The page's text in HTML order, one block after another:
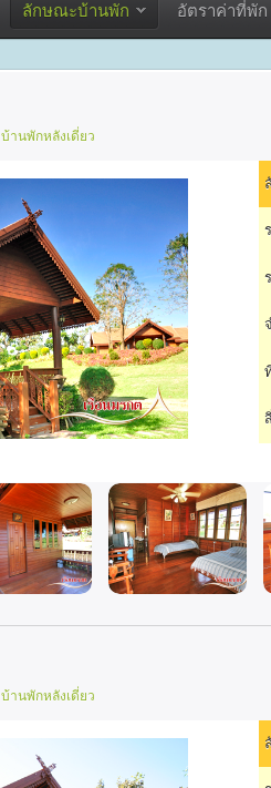
ลักษณะบ้านพัก
อัตราค่าที่พัก
บ้านพักหลังเดี่ยว
บ้านพักหลังเดี่ยว